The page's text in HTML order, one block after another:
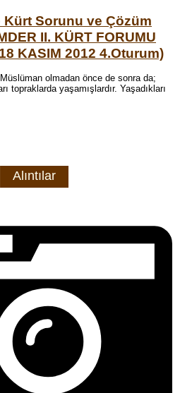
Sorunu ve Çözüm
II. KÜRT FORUMU
KASIM 2012 4.Oturum)
olmadan önce de sonra da;
topraklarda yaşamışlardır. Yaşadıkları
Alıntılar